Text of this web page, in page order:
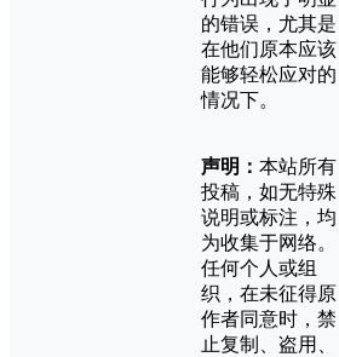
的错误，尤其是
在他们原本应该
能够轻松应对的
情况下。
声明： 本站所有
投稿，如无特殊
说明或标注，均
为收集于网络。
任何个人或组
织，在未征得原
作者同意时，禁
止复制、盗用、